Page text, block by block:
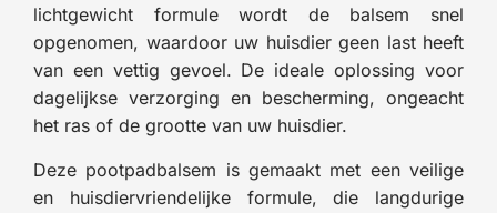
lichtgewicht formule wordt de balsem snel
opgenomen, waardoor uw huisdier geen last heeft
van een vettig gevoel. De ideale oplossing voor
dagelijkse verzorging en bescherming, ongeacht
het ras of de grootte van uw huisdier.
Deze pootpadbalsem is gemaakt met een veilige
en huisdiervriendelijke formule, die langdurige